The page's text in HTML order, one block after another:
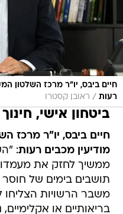
חיים ביבס, יו"ר מרכז השלטון
רעות / ראובן קסטרו
ביטחון אישי, חינוך
חיים ביבס, יו"ר מרכז
מודיעין מכבים רעות:
ממשיך לחזק את מעמדו
תושבים בימים של
משבר הרשויות הצליחו
בריאותיים או